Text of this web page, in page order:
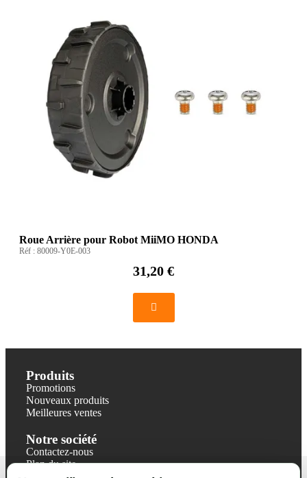
Roue Arrière pour Robot MiiMO HONDA
Réf : 80009-Y0E-003
31,20 €
Produits
Promotions
Nouveaux produits
Meilleures ventes
Notre société
Contactez-nous
Plan du site